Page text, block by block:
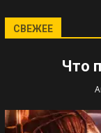
СВЕЖЕЕ
Что